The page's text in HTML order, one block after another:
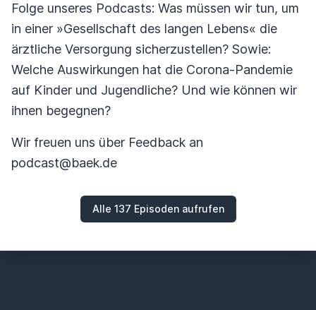
Folge unseres Podcasts: Was müssen wir tun, um
in einer »Gesellschaft des langen Lebens« die
ärztliche Versorgung sicherzustellen? Sowie:
Welche Auswirkungen hat die Corona-Pandemie
auf Kinder und Jugendliche? Und wie können wir
ihnen begegnen?
Wir freuen uns über Feedback an
podcast@baek.de
Alle 137 Episoden aufrufen